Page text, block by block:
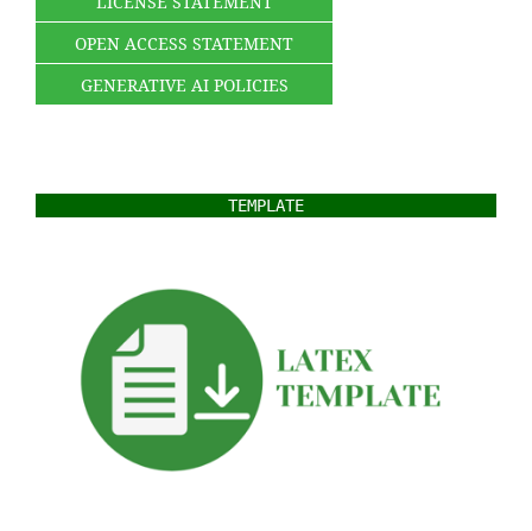
OPEN ACCESS STATEMENT
GENERATIVE AI POLICIES
TEMPLATE